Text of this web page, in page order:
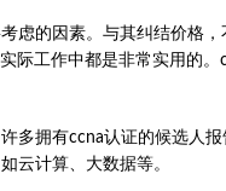
虑的因素。与其纠结价格
际工作中都是非常实用的
多拥有ccna认证的候选人
云计算、大数据等。